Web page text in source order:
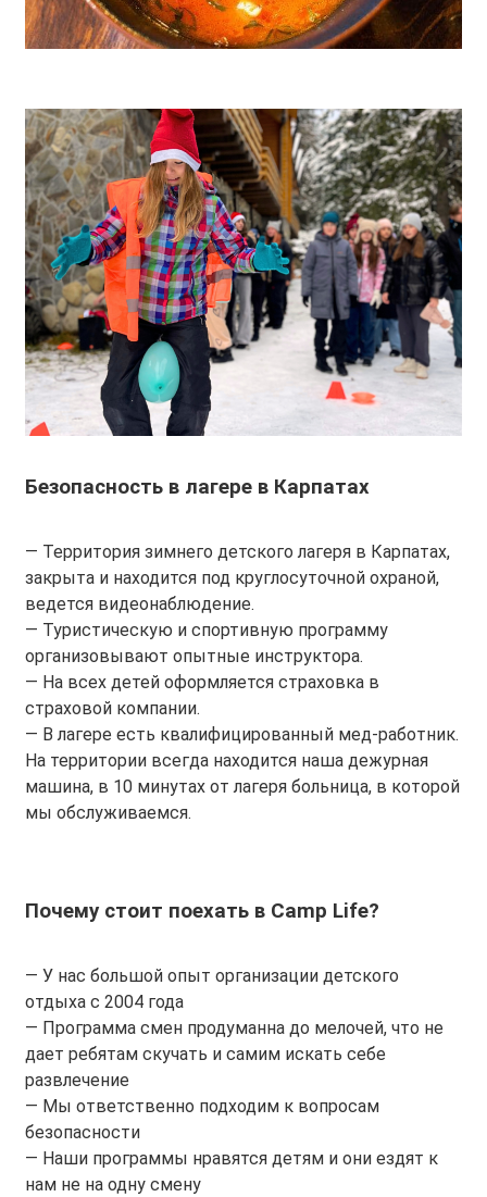
Безопасность в лагере в Карпатах
— Территория зимнего детского лагеря в Карпатах,
закрыта и находится под круглосуточной охраной,
ведется видеонаблюдение.
— Туристическую и спортивную программу
организовывают опытные инструктора.
— На всех детей оформляется страховка в
страховой компании.
— В лагере есть квалифицированный мед-работник.
На территории всегда находится наша дежурная
машина, в 10 минутах от лагеря больница, в которой
мы обслуживаемся.
Почему стоит поехать в Camp Life?
— У нас большой опыт организации детского
отдыха с 2004 года
— Программа смен продуманна до мелочей, что не
дает ребятам скучать и самим искать себе
развлечение
— Мы ответственно подходим к вопросам
безопасности
— Наши программы нравятся детям и они ездят к
нам не на одну смену